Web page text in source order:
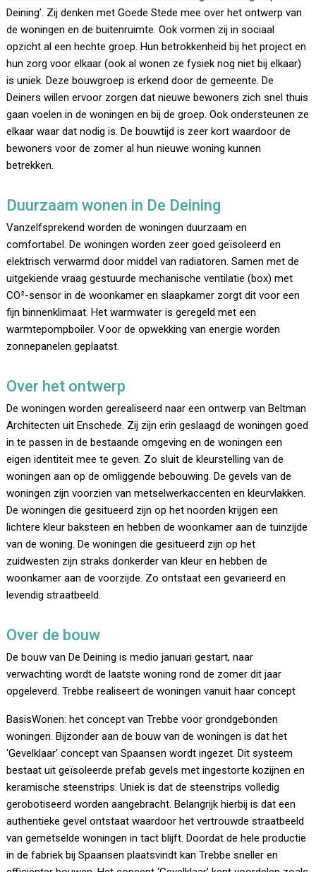
Deining’. Zij denken met Goede Stede mee over het ontwerp van
de woningen en de buitenruimte. Ook vormen zij in sociaal
opzicht al een hechte groep. Hun betrokkenheid bij het project en
hun zorg voor elkaar (ook al wonen ze fysiek nog niet bij elkaar)
is uniek. Deze bouwgroep is erkend door de gemeente. De
Deiners willen ervoor zorgen dat nieuwe bewoners zich snel thuis
gaan voelen in de woningen en bij de groep. Ook ondersteunen ze
elkaar waar dat nodig is. De bouwtijd is zeer kort waardoor de
bewoners voor de zomer al hun nieuwe woning kunnen
betrekken.
Duurzaam wonen in De Deining
Vanzelfsprekend worden de woningen duurzaam en
comfortabel. De woningen worden zeer goed geïsoleerd en
elektrisch verwarmd door middel van radiatoren. Samen met de
uitgekiende vraag gestuurde mechanische ventilatie (box) met
CO²-sensor in de woonkamer en slaapkamer zorgt dit voor een
fijn binnenklimaat. Het warmwater is geregeld met een
warmtepompboiler. Voor de opwekking van energie worden
zonnepanelen geplaatst.
Over het ontwerp
De woningen worden gerealiseerd naar een ontwerp van Beltman
Architecten uit Enschede. Zij zijn erin geslaagd de woningen goed
in te passen in de bestaande omgeving en de woningen een
eigen identiteit mee te geven. Zo sluit de kleurstelling van de
woningen aan op de omliggende bebouwing. De gevels van de
woningen zijn voorzien van metselwerkaccenten en kleurvlakken.
De woningen die gesitueerd zijn op het noorden krijgen een
lichtere kleur baksteen en hebben de woonkamer aan de tuinzijde
van de woning. De woningen die gesitueerd zijn op het
zuidwesten zijn straks donkerder van kleur en hebben de
woonkamer aan de voorzijde. Zo ontstaat een gevarieerd en
levendig straatbeeld.
Over de bouw
De bouw van De Deining is medio januari gestart, naar
verwachting wordt de laatste woning rond de zomer dit jaar
opgeleverd. Trebbe realiseert de woningen vanuit haar concept
BasisWonen: het concept van Trebbe voor grondgebonden
woningen. Bijzonder aan de bouw van de woningen is dat het
‘Gevelklaar’ concept van Spaansen wordt ingezet. Dit systeem
bestaat uit geïsoleerde prefab gevels met ingestorte kozijnen en
keramische steenstrips. Uniek is dat de steenstrips volledig
gerobotiseerd worden aangebracht. Belangrijk hierbij is dat een
authentieke gevel ontstaat waardoor het vertrouwde straatbeeld
van gemetselde woningen in tact blijft. Doordat de hele productie
in de fabriek bij Spaansen plaatsvindt kan Trebbe sneller en